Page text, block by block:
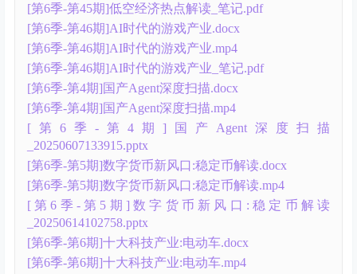
[第6季-第45期]低空经济热点解读_笔记.pdf
[第6季-第46期]AI时代的游戏产业.docx
[第6季-第46期]AI时代的游戏产业.mp4
[第6季-第46期]AI时代的游戏产业_笔记.pdf
[第6季-第4期]国产Agent深度扫描.docx
[第6季-第4期]国产Agent深度扫描.mp4
[第6季-第4期]国产Agent深度扫描
_20250607133915.pptx
[第6季-第5期]数字货币新风口:稳定币解读.docx
[第6季-第5期]数字货币新风口:稳定币解读.mp4
[第6季-第5期]数字货币新风口:稳定币解读
_20250614102758.pptx
[第6季-第6期]十大科技产业:电动车.docx
[第6季-第6期]十大科技产业:电动车.mp4